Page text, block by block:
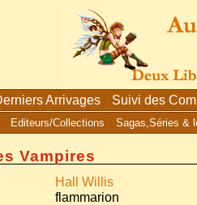
Arrivages Suivi des
Editeurs/Collections Sagas,Séries &
Vampires
Hall Willis
flammarion